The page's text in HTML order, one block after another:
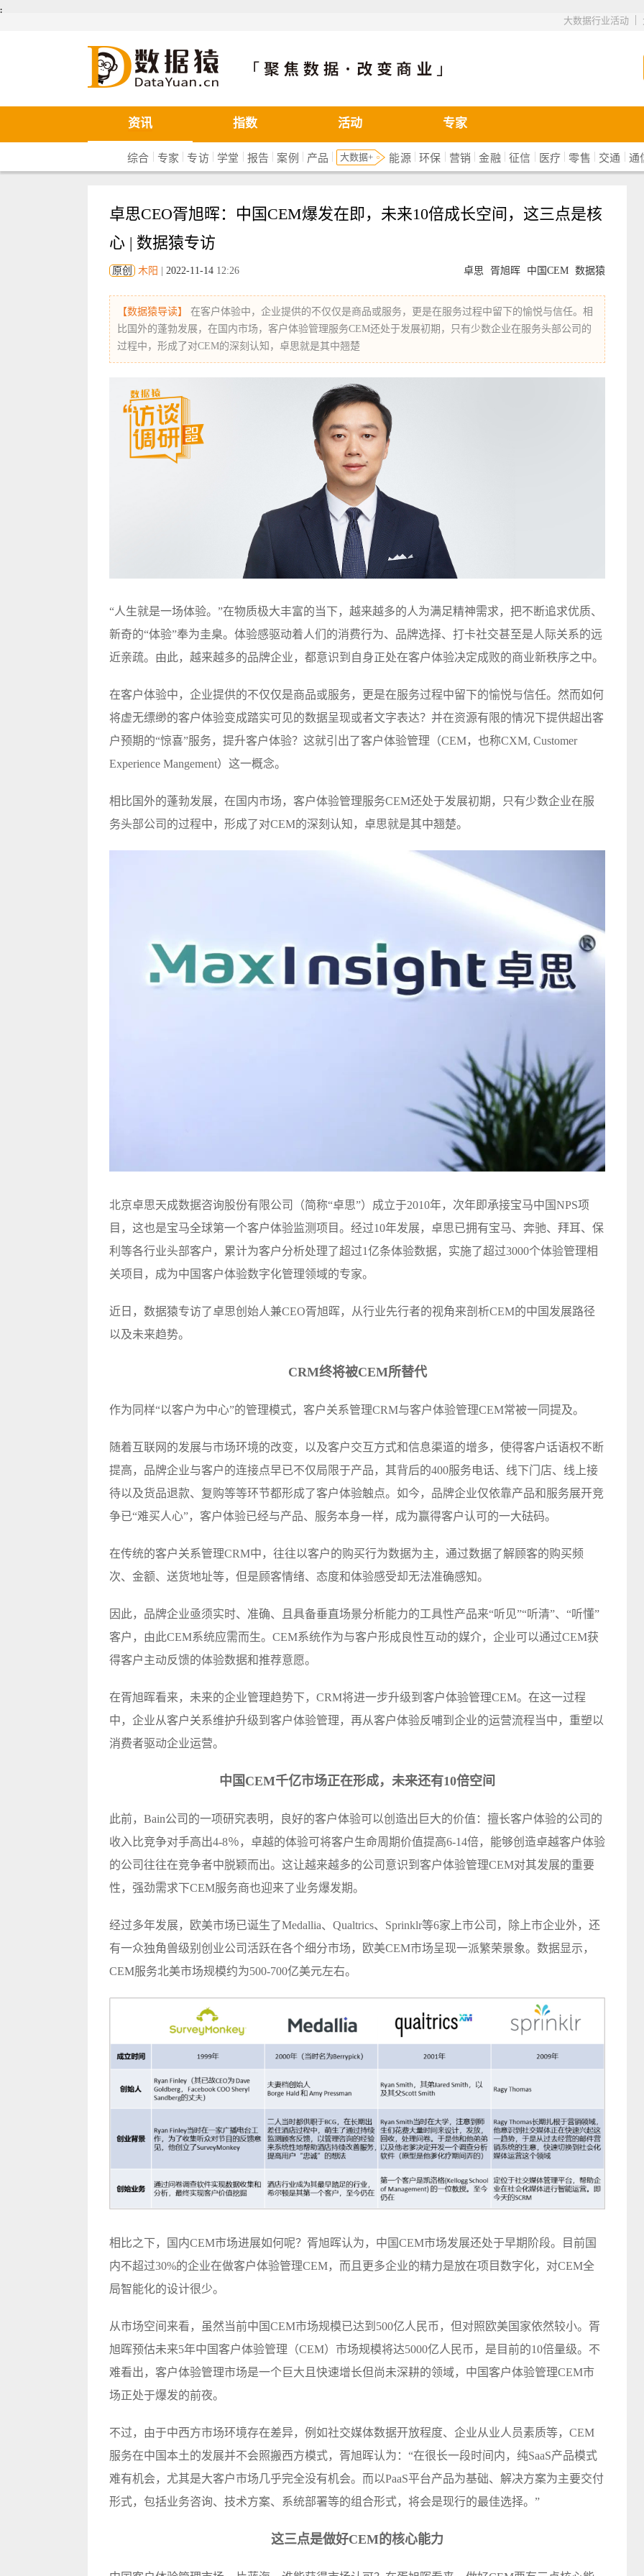
܄
|
大数据行业活动
数据猿
资讯 指数 活动 专家
综合 | 专家 |专访| 学堂 | 报告 | 案例 | 产品 | 大数据+ 能源 |环保 | 营销 |金融 |征信 | 医疗 | 零售 | 交通 | 通
卓思CEO胥旭晖：中国CEM爆发在即，未来10倍成长空间，这三点是核
心 | 数据猿专访
卓思 胥旭晖 中国CEM 数据猿
原创 木阳 2022-11-14 12:26
【数据猿导读】
在客户体验中，企业提供的不仅仅是商品或服务，更是在服务过程中留下的愉悦与信任。相
比国外的蓬勃发展，在国内市场，客户体验管理服务CEM还处于发展初期，只有少数企业在服务头部公司的
过程中，形成了对CEM的深刻认知，卓思就是其中翘楚
“人生就是一场体验。”在物质极大丰富的当下，越来越多的人为满足精神需求，把不断追求优质、
新奇的“体验”奉为圭臬。体验感驱动着人们的消费行为、品牌选择、打卡社交甚至是人际关系的远
近亲疏。由此，越来越多的品牌企业，都意识到自身正处在客户体验决定成败的商业新秩序之中。
在客户体验中，企业提供的不仅仅是商品或服务，更是在服务过程中留下的愉悦与信任。然而如何
将虚无缥缈的客户体验变成踏实可见的数据呈现或者文字表达？并在资源有限的情况下提供超出客
户预期的“惊喜”服务，提升客户体验？这就引出了客户体验管理（CEM，也称CXM, Customer
Experience Mangement）这一概念。
相比国外的蓬勃发展，在国内市场，客户体验管理服务CEM还处于发展初期，只有少数企业在服
务头部公司的过程中，形成了对CEM的深刻认知，卓思就是其中翘楚。
北京卓思天成数据咨询股份有限公司（简称“卓思”）成立于2010年，次年即承接宝马中国NPS项
目，这也是宝马全球第一个客户体验监测项目。经过10年发展，卓思已拥有宝马、奔驰、拜耳、保
利等各行业头部客户，累计为客户分析处理了超过1亿条体验数据，实施了超过3000个体验管理相
关项目，成为中国客户体验数字化管理领域的专家。
近日，数据猿专访了卓思创始人兼CEO胥旭晖，从行业先行者的视角来剖析CEM的中国发展路径
以及未来趋势。
CRM终将被CEM所替代
作为同样“以客户为中心”的管理模式，客户关系管理CRM与客户体验管理CEM常被一同提及。
随着互联网的发展与市场环境的改变，以及客户交互方式和信息渠道的增多，使得客户话语权不断
提高，品牌企业与客户的连接点早已不仅局限于产品，其背后的400服务电话、线下门店、线上接
待以及货品退款、复购等等环节都形成了客户体验触点。如今，品牌企业仅依靠产品和服务展开竞
争已“难买人心”，客户体验已经与产品、服务本身一样，成为赢得客户认可的一大砝码。
在传统的客户关系管理CRM中，往往以客户的购买行为数据为主，通过数据了解顾客的购买频
次、金额、送货地址等，但是顾客情绪、态度和体验感受却无法准确感知。
因此，品牌企业亟须实时、准确、且具备垂直场景分析能力的工具性产品来“听见”“听清”、“听懂”
客户，由此CEM系统应需而生。CEM系统作为与客户形成良性互动的媒介，企业可以通过CEM获
得客户主动反馈的体验数据和推荐意愿。
在胥旭晖看来，未来的企业管理趋势下，CRM将进一步升级到客户体验管理CEM。在这一过程
中，企业从客户关系维护升级到客户体验管理，再从客户体验反哺到企业的运营流程当中，重塑以
消费者驱动企业运营。
中国CEM千亿市场正在形成，未来还有10倍空间
此前，Bain公司的一项研究表明，良好的客户体验可以创造出巨大的价值：擅长客户体验的公司的
收入比竞争对手高出4-8％，卓越的体验可将客户生命周期价值提高6-14倍，能够创造卓越客户体验
的公司往往在竞争者中脱颖而出。这让越来越多的公司意识到客户体验管理CEM对其发展的重要
性，强劲需求下CEM服务商也迎来了业务爆发期。
经过多年发展，欧美市场已诞生了Medallia、Qualtrics、Sprinklr等6家上市公司，除上市企业外，还
有一众独角兽级别创业公司活跃在各个细分市场，欧美CEM市场呈现一派繁荣景象。数据显示，
CEM服务北美市场规模约为500-700亿美元左右。
相比之下，国内CEM市场进展如何呢？胥旭晖认为，中国CEM市场发展还处于早期阶段。目前国
内不超过30%的企业在做客户体验管理CEM，而且更多企业的精力是放在项目数字化，对CEM全
局智能化的设计很少。
从市场空间来看，虽然当前中国CEM市场规模已达到500亿人民币，但对照欧美国家依然较小。胥
旭晖预估未来5年中国客户体验管理（CEM）市场规模将达5000亿人民币，是目前的10倍量级。不
难看出，客户体验管理市场是一个巨大且快速增长但尚未深耕的领域，中国客户体验管理CEM市
场正处于爆发的前夜。
不过，由于中西方市场环境存在差异，例如社交媒体数据开放程度、企业从业人员素质等，CEM
服务在中国本土的发展并不会照搬西方模式，胥旭晖认为：“在很长一段时间内，纯SaaS产品模式
难有机会，尤其是大客户市场几乎完全没有机会。而以PaaS平台产品为基础、解决方案为主要交付
形式，包括业务咨询、技术方案、系统部署等的组合形式，将会是现行的最佳选择。”
这三点是做好CEM的核心能力